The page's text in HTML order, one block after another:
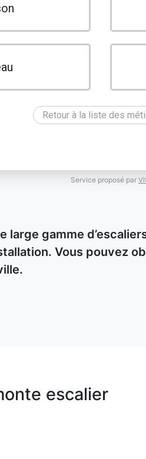
Retour à la liste des
Service proposé par
large gamme
Vous pouvez
escalier